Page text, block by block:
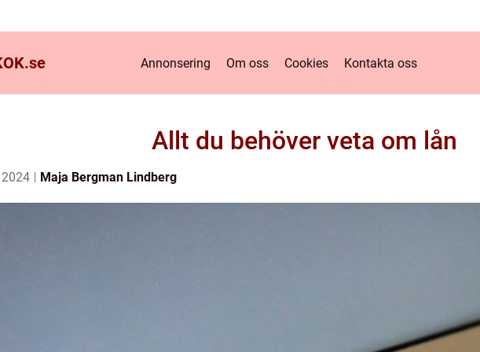
se Annonsering Om oss Cookies Kontakta oss
Allt du behöver veta om lån
Maja Bergman Lindberg